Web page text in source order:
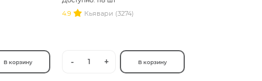
В корзину
4.9
Кьявари (3274)
- 1 + В корзину